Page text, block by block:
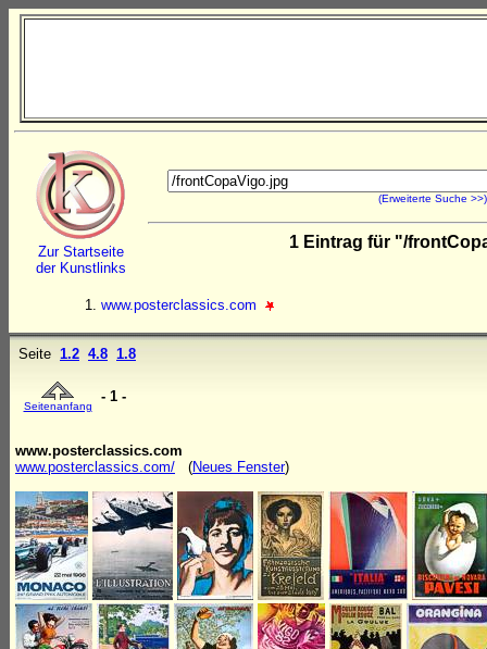
Zur Startseite
der Kunstlinks
(Erweiterte Suche >>)
1 Eintrag für "/
www.posterclassics.com
Seite 1.2 4.8 1.8
Seitenanfang
- 1 -
www.posterclassics.com
www.posterclassics.com/ (Neues Fenster)